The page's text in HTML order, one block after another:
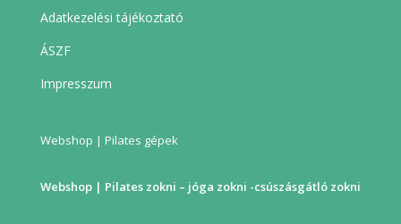
Adatkezelési tájékoztató
ÁSZF
Impresszum
Webshop | Pilates gépek
Webshop | Pilates zokni – jóga zokni -csúszásgátló zokni